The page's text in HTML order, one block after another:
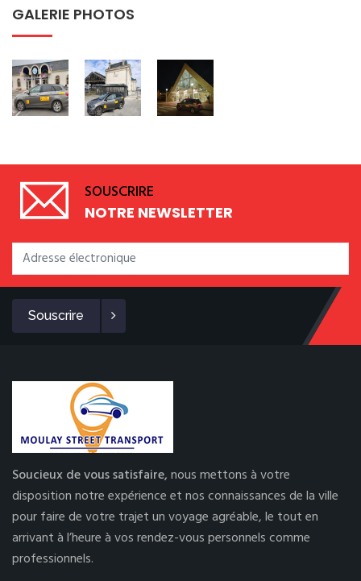
GALERIE PHOTOS
SOUSCRIRE
NOTRE NEWSLETTER
Souscrire
Soucieux de vous satisfaire,nous mettons à votre
disposition notre expérience et nos connaissances de la ville
pour faire de votre trajet un voyage agréable, le tout en
arrivant à l’heure à vos rendez-vous personnels comme
professionnels.